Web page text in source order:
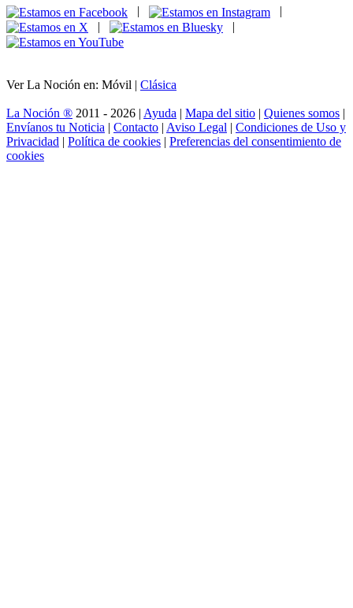
|
|
Ver La Noción en: Móvil | Clásica
La Noción ® 2011 - 2026 | Ayuda | Mapa del sitio | Quienes somos |
Envíanos tu Noticia | Contacto | Aviso Legal | Condiciones de Uso y
Privacidad | Política de cookies | Preferencias del consentimiento de
cookies